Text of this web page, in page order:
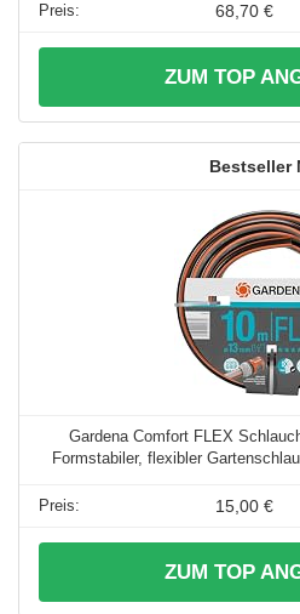
68,70 €
ZUM TOP
Gardena Comfort FLEX
Formstabiler, flexibler
15,00 €
ZUM TOP